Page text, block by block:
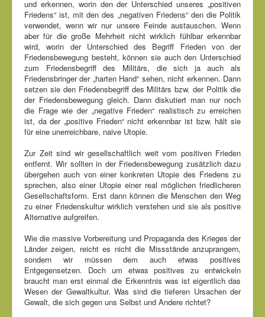
und erkennen, worin den der Unterschied unseres „positiven
Friedens“ ist, mit den des „negativen Friedens“ den die Politik
verwendet, wenn wir nur unsere Feinde austauschen. Wenn
aber für die große Mehrheit nicht wirklich fühlbar erkennbar
wird, worin der Unterschied des Begriff Frieden von der
Friedensbewegung besteht, können sie auch den Unterschied
zum Friedensbegriff des Militärs, die sich ja auch als
Friedensbringer der „harten Hand“ sehen, nicht erkennen. Dann
setzen sie den Friedensbegriff des Militärs bzw. der Politik die
der Friedensbewegung gleich. Dann diskutiert man nur noch
die Frage wie der „negative Frieden“ realistisch zu erreichen
ist, da der „positive Frieden“ nicht erkennbar ist bzw. hält sie
für eine unerreichbare, naive Utopie.
Zur Zeit sind wir gesellschaftlich weit vom positiven Frieden
entfernt. Wir sollten in der Friedensbewegung zusätzlich dazu
übergehen auch von einer konkreten Utopie des Friedens zu
sprechen, also einer Utopie einer real möglichen friedlicheren
Gesellschaftsform. Erst dann können die Menschen den Weg
zu einer Friedenskultur wirklich verstehen und sie als positive
Alternative aufgreifen.
Wie die massive Vorbereitung und Propaganda des Krieges der
Länder zeigen, reicht es nicht die Missstände anzuprangern,
sondern wir müssen dem auch etwas positives
Entgegensetzen. Doch um etwas positives zu entwickeln
braucht man erst einmal die Erkenntnis was ist eigentlich das
Wesen der Gewaltkultur. Was sind die tieferen Ursachen der
Gewalt, die sich gegen uns Selbst und Andere richtet?